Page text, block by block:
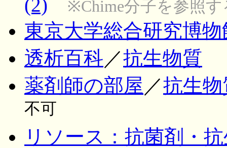
(2)
※Chime分子を参照
東京大学総合研究博
透析百科／抗生物質
薬剤師の部屋 ／抗生
不可
リソース：抗菌剤・